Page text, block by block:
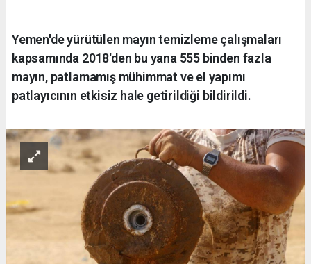
Yemen'de yürütülen mayın temizleme çalışmaları
kapsamında 2018'den bu yana 555 binden fazla
mayın, patlamamış mühimmat ve el yapımı
patlayıcının etkisiz hale getirildiği bildirildi.